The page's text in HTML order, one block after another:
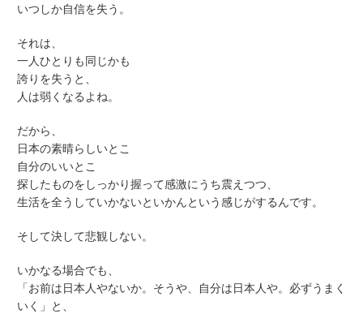
いつしか自信を失う。
それは、
一人ひとりも同じかも
誇りを失うと、
人は弱くなるよね。
だから、
日本の素晴らしいとこ
自分のいいとこ
探したものをしっかり握って感激にうち震えつつ、
生活を全うしていかないといかんという感じがするんです。
そして決して悲観しない。
いかなる場合でも、
「お前は日本人やないか。そうや、自分は日本人や。必ずうまく
いく」と、